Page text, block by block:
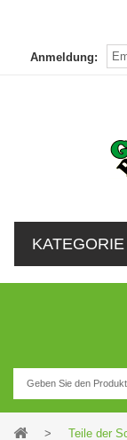
Anmeldung:
KATEGORIE
> Teile der